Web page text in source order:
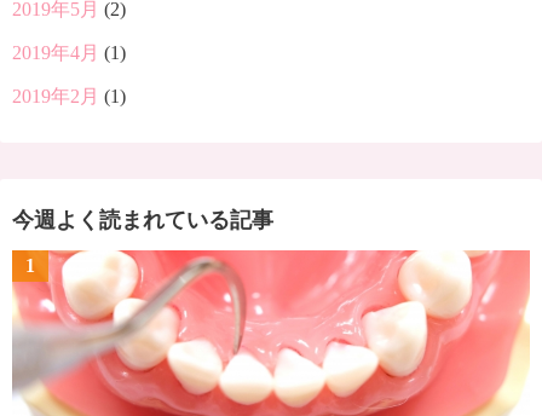
2019年5月 (2)
2019年4月 (1)
2019年2月 (1)
今週よく読まれている記事
1